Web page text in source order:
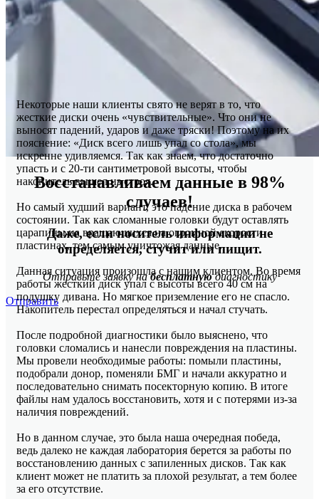
Восстанавливаем данные в 98%
случаев!
Даже, если носитель информации не
определяется, стучит или пищит.
Отправьте заявку набесплатнуюдиагностику
Отправить
Некоторые наши клиенты свято не верят в то, что
жесткие диски очень «чувствительные». Что они не
выносят падений, ударов и даже тряски! Поэтому на их
пояснение: «Диск всего лишь упал со стола», мы
искренне удивляемся. Так как знаем, что достаточно
упасть и с 20-ти сантиметровой высоты, чтобы
накопитель вышел из строя.
Но самый худший вариант, это падение диска в рабочем
состоянии. Так как сломанные головки будут оставлять
царапины на вращающихся на огромной скорости
пластинах, тем самым уничтожая данные.
Данная ситуация произошла с нашим клиентом. Во время
работы жесткий диск упал с высоты всего 40 см на
подушку дивана. Но мягкое приземление его не спасло.
Накопитель перестал определяться и начал стучать.
После подробной диагностики было выяснено, что
головки сломались и нанесли повреждения на пластины.
Мы провели необходимые работы: помыли пластины,
подобрали донор, поменяли БМГ и начали аккуратно и
последовательно снимать посекторную копию. В итоге
файлы нам удалось восстановить, хотя и с потерями из-за
наличия повреждений.
Но в данном случае, это была наша очередная победа,
ведь далеко не каждая лаборатория берется за работы по
восстановлению данных с запиленных дисков. Так как
клиент может не платить за плохой результат, а тем более
за его отсутствие.